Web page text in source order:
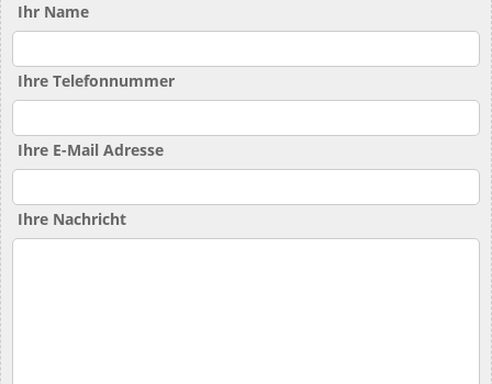
Ihr Name
Ihre Telefonnummer
Ihre E-Mail Adresse
Ihre Nachricht